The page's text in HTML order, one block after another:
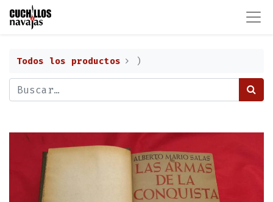
Todos los productos )